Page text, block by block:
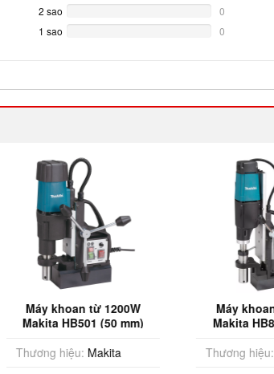
Complete
2 sao
Complete
0
1 sao
0
từ 1200W
(50 mm)
Makita
Máy khoan từ 1800W
Makita HB850 (85 mm)
Thương hiệu:Makita